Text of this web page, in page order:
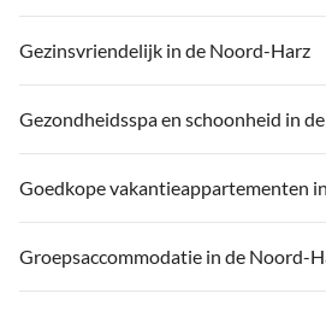
Gezinsvriendelijk in de Noord-Harz
Gezondheidsspa en schoonheid in
Goedkope vakantieappartementen
Groepsaccommodatie in de Noord-